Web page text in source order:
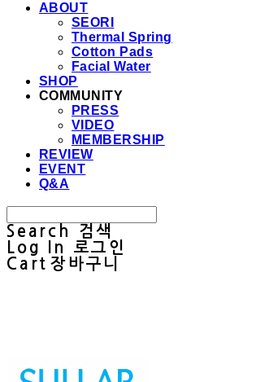
ABOUT
SEORI
Thermal Spring
Cotton Pads
Facial Water
SHOP
COMMUNITY
PRESS
VIDEO
MEMBERSHIP
REVIEW
EVENT
Q&A
Search
검색
Log In
로그인
Cart 장바구니